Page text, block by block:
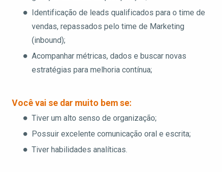
Identificação de leads qualificados para o time de
vendas, repassados pelo time de Marketing
(inbound);
Acompanhar métricas, dados e buscar novas
estratégias para melhoria contínua;
Você vai se dar muito bem se:
Tiver um alto senso de organização;
Possuir excelente comunicação oral e escrita;
Tiver habilidades analíticas.